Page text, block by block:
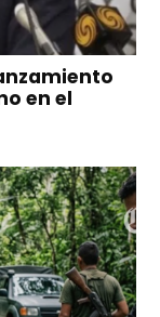
en el